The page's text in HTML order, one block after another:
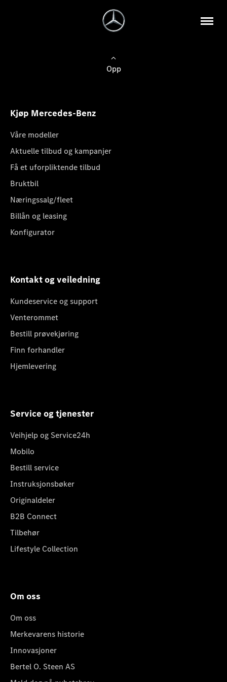
Opp
Kjøp Mercedes-Benz
Våre modeller
Aktuelle tilbud og kampanjer
Få et uforpliktende tilbud
Bruktbil
Næringssalg/fleet
Billån og leasing
Konfigurator
Kontakt og veiledning
Kundeservice og support
Venterommet
Bestill prøvekjøring
Finn forhandler
Hjemlevering
Service og tjenester
Veihjelp og Service24h
Mobilo
Bestill service
Instruksjonsbøker
Originaldeler
B2B Connect
Tilbehør
Lifestyle Collection
Om oss
Om oss
Merkevarens historie
Innovasjoner
Bertel O. Steen AS